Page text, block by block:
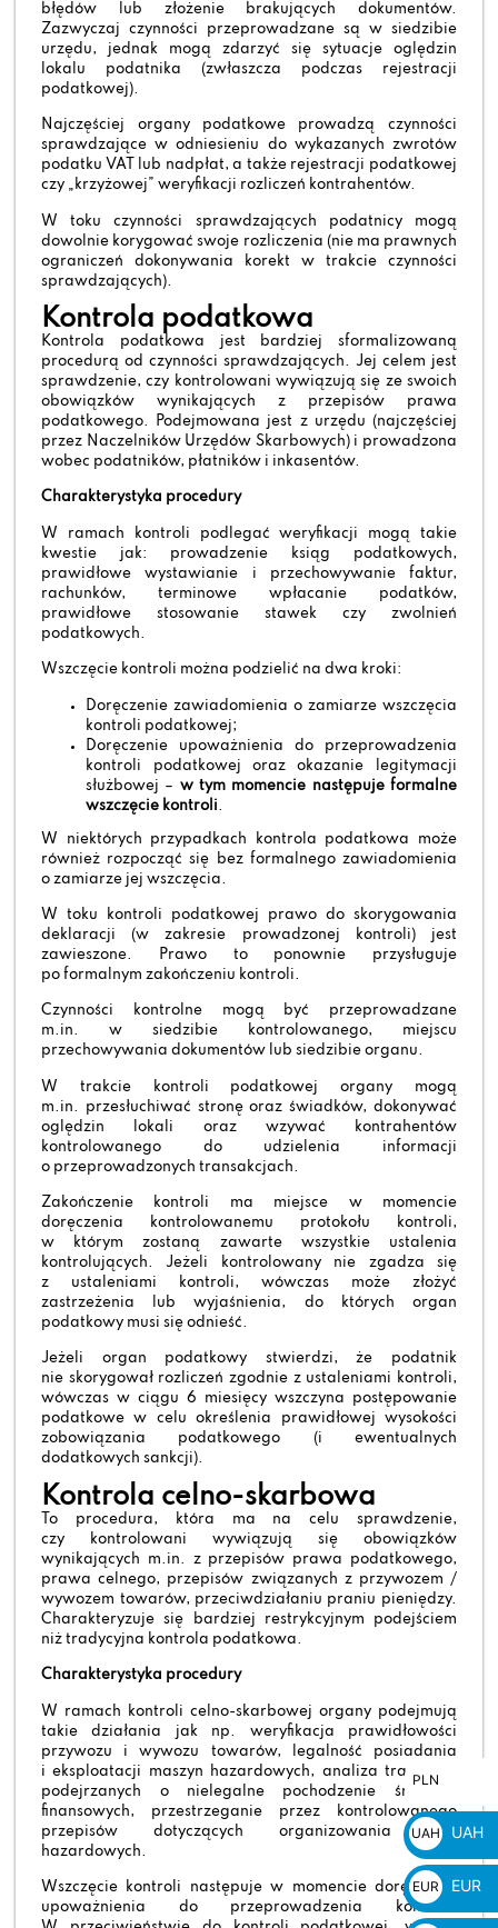
błędów lub złożenie brakujących dokumentów.
Zazwyczaj czynności przeprowadzane są w siedzibie
urzędu, jednak mogą zdarzyć się sytuacje oględzin
lokalu podatnika (zwłaszcza podczas rejestracji
podatkowej).
Najczęściej organy podatkowe prowadzą czynności
sprawdzające w odniesieniu do wykazanych zwrotów
podatku VAT lub nadpłat, a także rejestracji podatkowej
czy „krzyżowej” weryfikacji rozliczeń kontrahentów.
W toku czynności sprawdzających podatnicy mogą
dowolnie korygować swoje rozliczenia (nie ma prawnych
ograniczeń dokonywania korekt w trakcie czynności
sprawdzających).
Kontrola podatkowa
Kontrola podatkowa jest bardziej sformalizowaną
procedurą od czynności sprawdzających. Jej celem jest
sprawdzenie, czy kontrolowani wywiązują się ze swoich
obowiązków wynikających z przepisów prawa
podatkowego. Podejmowana jest z urzędu (najczęściej
przez Naczelników Urzędów Skarbowych) i prowadzona
wobec podatników, płatników i inkasentów.
Charakterystyka procedury
W ramach kontroli podlegać weryfikacji mogą takie
kwestie jak: prowadzenie ksiąg podatkowych,
prawidłowe wystawianie i przechowywanie faktur,
rachunków, terminowe wpłacanie podatków,
prawidłowe stosowanie stawek czy zwolnień
podatkowych.
Wszczęcie kontroli można podzielić na dwa kroki:
Doręczenie zawiadomienia o zamiarze wszczęcia
kontroli podatkowej;
Doręczenie upoważnienia do przeprowadzenia
kontroli podatkowej oraz okazanie legitymacji
służbowej – w tym momencie następuje formalne
wszczęcie kontroli
W niektórych przypadkach kontrola podatkowa może
również rozpocząć się bez formalnego zawiadomienia
o zamiarze jej wszczęcia.
W toku kontroli podatkowej prawo do skorygowania
deklaracji (w zakresie prowadzonej kontroli) jest
zawieszone. Prawo to ponownie przysługuje
po formalnym zakończeniu kontroli.
Czynności kontrolne mogą być przeprowadzane
m.in. w siedzibie kontrolowanego, miejscu
przechowywania dokumentów lub siedzibie organu.
W trakcie kontroli podatkowej organy mogą
m.in. przesłuchiwać stronę oraz świadków, dokonywać
oględzin lokali oraz wzywać kontrahentów
kontrolowanego do udzielenia informacji
o przeprowadzonych transakcjach.
Zakończenie kontroli ma miejsce w momencie
doręczenia kontrolowanemu protokołu kontroli,
w którym zostaną zawarte wszystkie ustalenia
kontrolujących. Jeżeli kontrolowany nie zgadza się
z ustaleniami kontroli, wówczas może złożyć
zastrzeżenia lub wyjaśnienia, do których organ
podatkowy musi się odnieść.
Jeżeli organ podatkowy stwierdzi, że podatnik
nie skorygował rozliczeń zgodnie z ustaleniami kontroli,
wówczas w ciągu 6 miesięcy wszczyna postępowanie
podatkowe w celu określenia prawidłowej wysokości
zobowiązania podatkowego (i ewentualnych
dodatkowych sankcji).
Kontrola celno-skarbowa
To procedura, która ma na celu sprawdzenie,
czy kontrolowani wywiązują się obowiązków
wynikających m.in. z przepisów prawa podatkowego,
prawa celnego, przepisów związanych z przywozem /
wywozem towarów, przeciwdziałaniu praniu pieniędzy.
Charakteryzuje się bardziej restrykcyjnym podejściem
niż tradycyjna kontrola podatkowa.
Charakterystyka procedury
W ramach kontroli celno-skarbowej organy podejmują
takie działania jak np. weryfikacja prawidłowości
przywozu i wywozu towarów, legalność posiadania
i eksploatacji maszyn hazardowych, analiza transakcji
podejrzanych o nielegalne pochodzenie środków
finansowych, przestrzeganie przez kontrolowanego
przepisów dotyczących organizowania gier
hazardowych.
Wszczęcie kontroli następuje w momencie doręczenia
upoważnienia do przeprowadzenia kontroli.
PLN
zł
UAH
₴
UAH
EUR
€
EUR